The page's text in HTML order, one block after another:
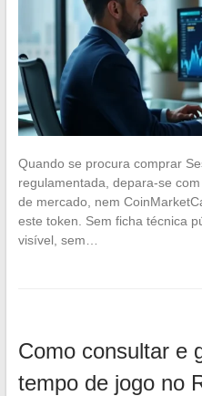
Quando se procura comprar
regulamentada, depara-se
de mercado, nem
este token. Sem ficha técnica
visível, sem…
Como consultar e
tempo de jogo no